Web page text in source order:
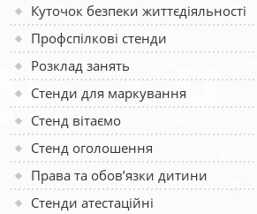
Куточок безпеки життєдіяльності
Профспілкові стенди
Розклад занять
Стенди для маркування
Стенд вітаємо
Стенд оголошення
Права та обов’язки дитини
Стенди атестаційні